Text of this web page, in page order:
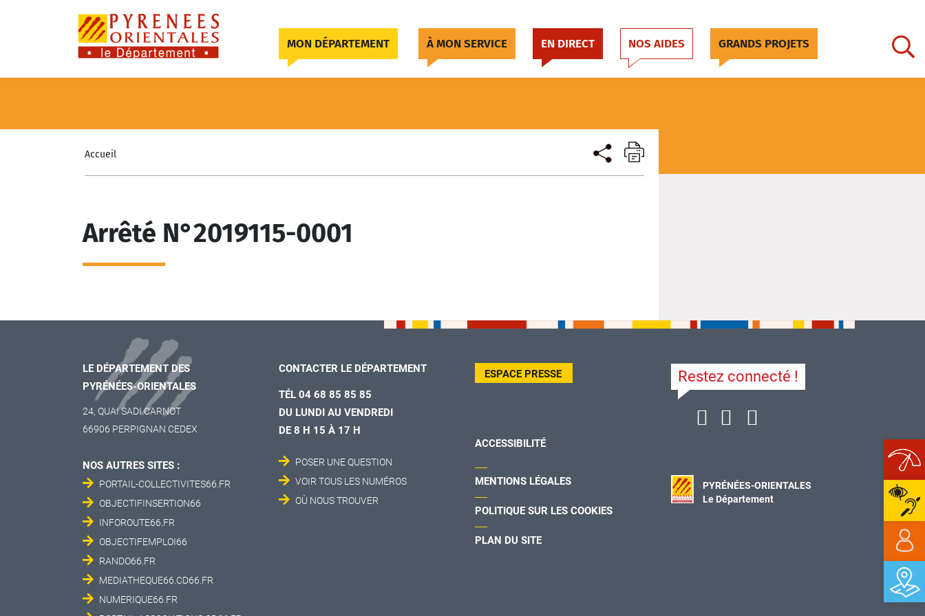
MON DÉPARTEMENT À MON SERVICE EN DIRECT NOS AIDES GRANDS PROJETS
Accueil
Arrêté N°2019115-0001
LE DÉPARTEMENT DES
PYRÉNÉES-ORIENTALES
24, QUAI SADI CARNOT
66906 PERPIGNAN CEDEX
NOS AUTRES SITES :
PORTAIL-COLLECTIVITES66.FR
OBJECTIFINSERTION66
INFOROUTE66.FR
OBJECTIFEMPLOI66
RANDO66.FR
MEDIATHEQUE66.CD66.FR
NUMERIQUE66.FR
CONTACTER LE DÉPARTEMENT
TÉL 04 68 85 85 85
DU LUNDI AU VENDREDI
DE 8 H 15 À 17 H
POSER UNE QUESTION
VOIR TOUS LES NUMÉROS
OÙ NOUS TROUVER
ESPACE PRESSE
ACCESSIBILITÉ
MENTIONS LÉGALES
POLITIQUE SUR LES COOKIES
PLAN DU SITE
Restez connecté !
PYRÉNÉES-ORIENTALES
Le Département